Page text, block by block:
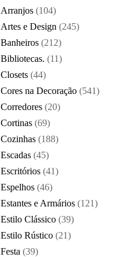
Arranjos (104)
Artes e Design (245)
Banheiros (212)
Bibliotecas. (11)
Closets (44)
Cores na Decoração (541)
Corredores (20)
Cortinas (69)
Cozinhas (188)
Escadas (45)
Escritórios (41)
Espelhos (46)
Estantes e Armários (121)
Estilo Clássico (39)
Estilo Rústico (21)
Festa (39)